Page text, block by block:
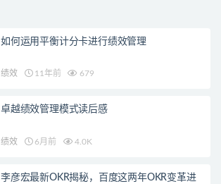
如何运用平衡计分卡进行绩效管理
绩效 11年前 679
卓越绩效管理模式读后感
绩效 6月前 4.0K
李彦宏最新OKR揭秘，百度这两年OKR变革进